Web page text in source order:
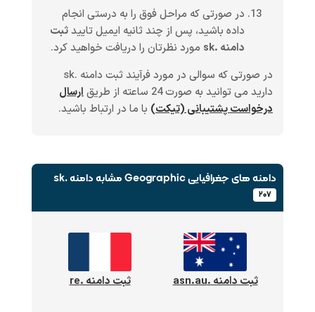
در صورتی که مراحل فوق را به درستی انجام
داده باشید، پس از چند ثانیه ایمیل تاییدثبت
دامنه .sk
مورد نظرتان را دریافت خواهید کرد.
در صورتی که سوالی در مورد فرآیند ثبت دامنه .sk
دارید می توانید به صورت 24 ساعته از طریق
ارسال
درخواست پشتیبانی (تیکت) با ما در ارتباط باشید.
دامنه های جغرافیایی Geographic مشابه دامنه .sk
۲۰۷
ثبت دامنه .asn.au ثبت دامنه .re